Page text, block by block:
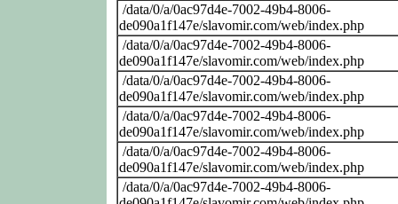
/data/0/a/0ac97d4e-7002-49b4-8006-
de090a1f147e/slavomir.com/web/index.php
/data/0/a/0ac97d4e-7002-49b4-8006-
de090a1f147e/slavomir.com/web/index.php
/data/0/a/0ac97d4e-7002-49b4-8006-
de090a1f147e/slavomir.com/web/index.php
/data/0/a/0ac97d4e-7002-49b4-8006-
de090a1f147e/slavomir.com/web/index.php
/data/0/a/0ac97d4e-7002-49b4-8006-
de090a1f147e/slavomir.com/web/index.php
/data/0/a/0ac97d4e-7002-49b4-8006-